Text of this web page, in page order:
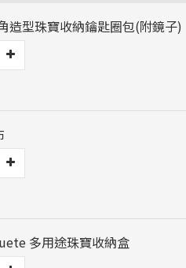
造型珠寶收納鑰匙圈包(附鏡子)
多用途珠寶收納盒